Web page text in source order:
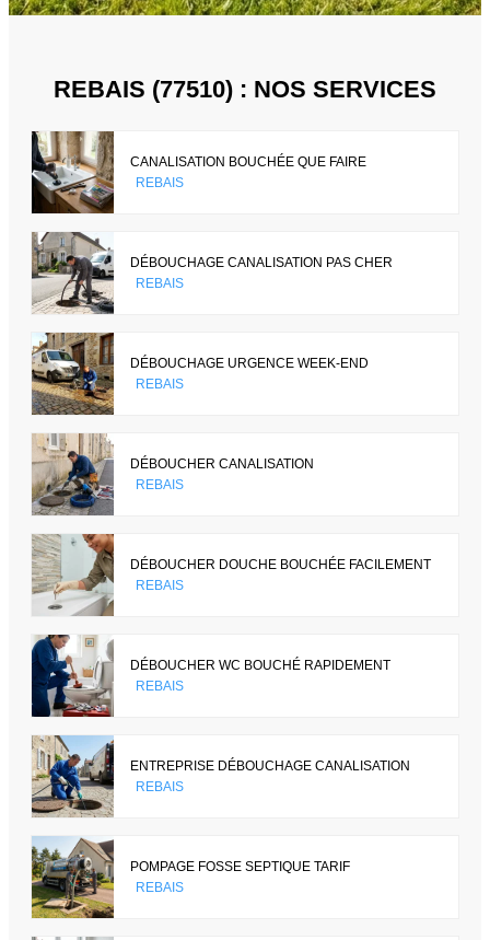
REBAIS (77510) : NOS SERVICES
CANALISATION BOUCHÉE QUE FAIRE
REBAIS
DÉBOUCHAGE CANALISATION PAS CHER
REBAIS
DÉBOUCHAGE URGENCE WEEK-END
REBAIS
DÉBOUCHER CANALISATION
REBAIS
DÉBOUCHER DOUCHE BOUCHÉE FACILEMENT
REBAIS
DÉBOUCHER WC BOUCHÉ RAPIDEMENT
REBAIS
ENTREPRISE DÉBOUCHAGE CANALISATION
REBAIS
POMPAGE FOSSE SEPTIQUE TARIF
REBAIS